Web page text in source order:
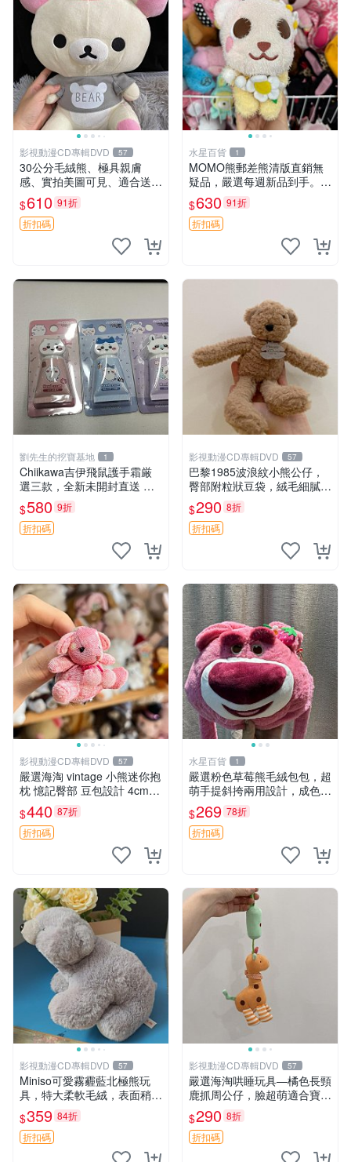
影視動漫CD專輯DVD 57
30公分毛絨熊、極具親膚
感、實拍美圖可見、適合送禮
收藏 毛絨熊 送禮 熊抱
$610 91折
折扣碼
水星百貨 1
MOMO熊郵差熊清版直銷無
疑品，嚴選每週新品到手。紅
薯啵啵鮮果間 郵差熊 清版 紅
薯啵啵間
$630 91折
折扣碼
劉先生的挖寶基地 1
Chiikawa吉伊飛鼠護手霜厳
選三款，全新未開封直送 飛
鼠 護手霜 吉伊三款 新貨
$580 9折
折扣碼
影視動漫CD專輯DVD 57
巴黎1985波浪紋小熊公仔，
臀部附粒狀豆袋，絨毛細膩臉
部可愛，中古嚴選推薦 小熊
公仔 豆袋
$290 8折
折扣碼
影視動漫CD專輯DVD 57
嚴選海淘 vintage 小熊迷你抱
枕 憶記臀部 豆包設計 4cm
高 推薦收藏 迷你豆包小熊、
高臀部、豆袋抱枕
$440 87折
折扣碼
水星百貨 1
嚴選粉色草莓熊毛絨包包，超
萌手提斜挎兩用設計，成色上
佳容量大 粉紅草莓 毛絨包 超
大容量
$269 78折
折扣碼
影視動漫CD專輯DVD 57
Miniso可愛霧霾藍北極熊玩
具，特大柔軟毛絨，表面稍有
使用痕跡，適合居家擺放 23
CM 毛絨玩具 北極熊 魯班熊
$359 84折
折扣碼
影視動漫CD專輯DVD 57
嚴選海淘哄睡玩具—橘色長頸
鹿抓周公仔，臉超萌適合寶寶
陪伴，中古略有使用痕跡 橘
色 長頸鹿 抓周
$290 8折
折扣碼